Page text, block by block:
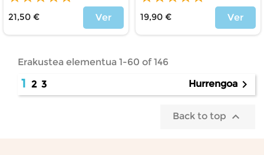
21,50 €
Ver
19,90 €
Ver
Erakustea elementua 1-60 of 146
1 2 3 Hurrengoa 
Back to top 